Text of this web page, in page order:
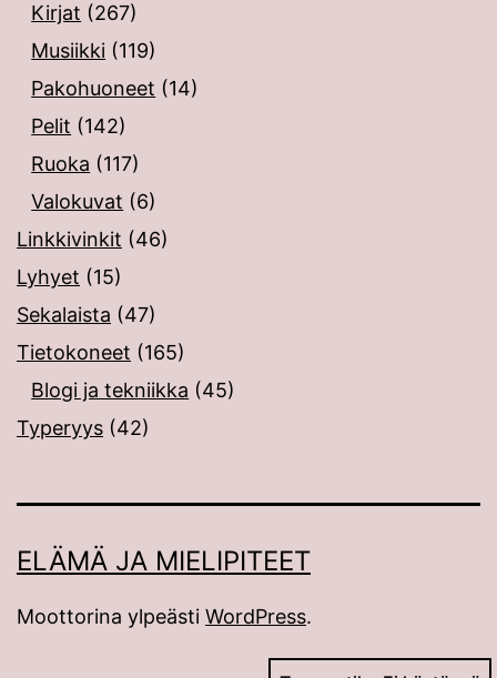
Kirjat (267)
Musiikki (119)
Pakohuoneet (14)
Pelit (142)
Ruoka (117)
Valokuvat (6)
Linkkivinkit (46)
Lyhyet (15)
Sekalaista (47)
Tietokoneet (165)
Blogi ja tekniikka (45)
Typeryys (42)
ELÄMÄ JA MIELIPITEET
Moottorina ylpeästi WordPress.